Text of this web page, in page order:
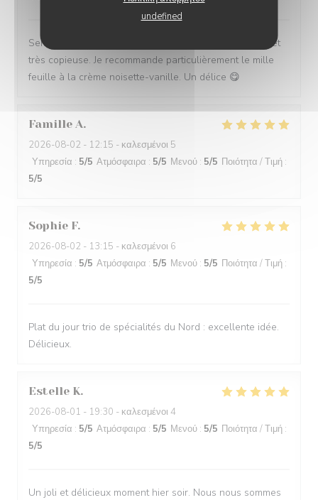
undefined
Service impeccable et convivial. Nourriture excellente et
très copieuse. Je recommande particulièrement le mille
feuille à la crème noisette-vanille. Un délice 😋
Famille A
2026-08-02 - 12:15 - καλεσμένοι 5
Υπηρεσία : 5/5 Ατμόσφαιρα : 5/5 Μενού : 5/5 Ποιότητα / Τιμή :
5/5
Sophie F
2026-08-02 - 13:15 - καλεσμένοι 6
Υπηρεσία : 5/5 Ατμόσφαιρα : 5/5 Μενού : 5/5 Ποιότητα / Τιμή :
5/5
Plat du jour trio de spécialités du Nord : excellente idée.
Délicieux.
Estelle K
2026-08-01 - 19:30 - καλεσμένοι 4
Υπηρεσία : 5/5 Ατμόσφαιρα : 5/5 Μενού : 5/5 Ποιότητα / Τιμή :
5/5
Un joli et délicieux moment hier soir. Nous nous sommes